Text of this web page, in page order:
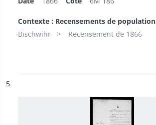
Contexte : Recensements de population
Bischwihr
Recensement de 1866
n°
5